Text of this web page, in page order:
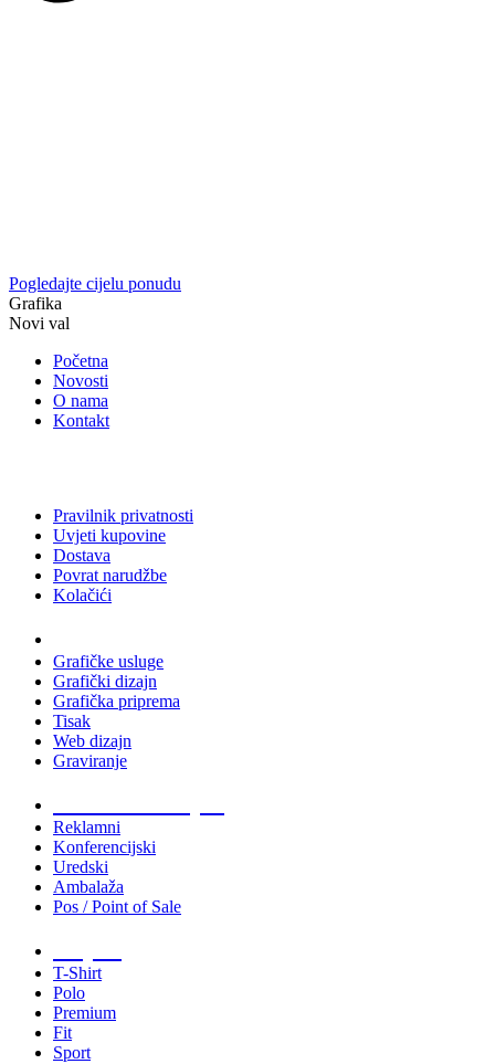
Pogledajte cijelu ponudu
Grafika
Novi val
Početna
Novosti
O nama
Kontakt
Pravilnik privatnosti
Uvjeti kupovine
Dostava
Povrat narudžbe
Kolačići
Grafičke usluge
Grafički dizajn
Grafička priprema
Tisak
Web dizajn
Graviranje
Reklamni
Konferencijski
Uredski
Ambalaža
Pos / Point of Sale
T-Shirt
Polo
Premium
Fit
Sport